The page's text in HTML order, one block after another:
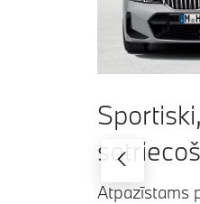
Atpazīstams